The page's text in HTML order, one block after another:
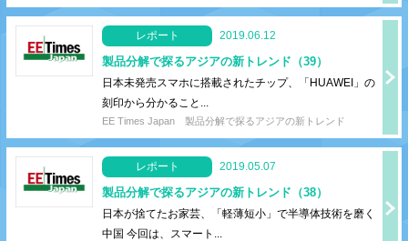
レポート 2019.06.12
製品分解で探るアジアの新トレンド（39）
日本未発売スマホに搭載されたチップ、「HUAWEI」の
刻印から分かること...
EE Times Japan 製品分解で探るアジアの新トレンド
レポート 2019.05.07
製品分解で探るアジアの新トレンド（38）
日本が捨てたお家芸、「軽薄短小」で半導体技術を磨く
中国 今回は、スマート...